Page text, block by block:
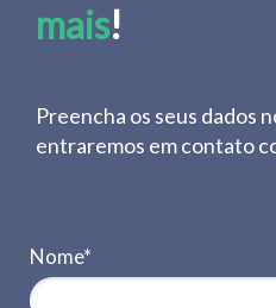
mais!
Preencha os seus dados
entraremos em contato
Nome*